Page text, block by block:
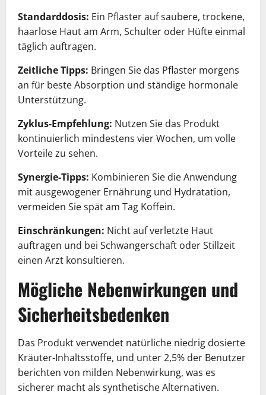
Standarddosis: Ein Pflaster auf saubere, trockene,
haarlose Haut am Arm, Schulter oder Hüfte einmal
täglich auftragen.
Zeitliche Tipps: Bringen Sie das Pflaster morgens
an für beste Absorption und ständige hormonale
Unterstützung.
Zyklus-Empfehlung: Nutzen Sie das Produkt
kontinuierlich mindestens vier Wochen, um volle
Vorteile zu sehen.
Synergie-Tipps: Kombinieren Sie die Anwendung
mit ausgewogener Ernährung und Hydratation,
vermeiden Sie spät am Tag Koffein.
Einschränkungen: Nicht auf verletzte Haut
auftragen und bei Schwangerschaft oder Stillzeit
einen Arzt konsultieren.
Mögliche Nebenwirkungen und
Sicherheitsbedenken
Das Produkt verwendet natürliche niedrig dosierte
Kräuter-Inhaltsstoffe, und unter 2,5% der Benutzer
berichten von milden Nebenwirkung, was es
sicherer macht als synthetische Alternativen.